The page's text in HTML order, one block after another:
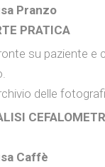
Pranzo
PRATICA
su paziente e
delle
Caffè